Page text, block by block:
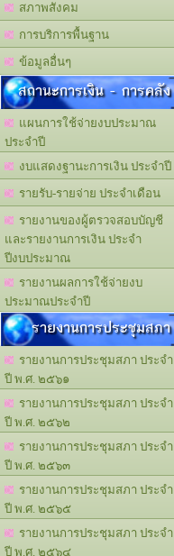
สภาพสังคม
การบริการพื้นฐาน
ข้อมูลอื่นๆ
สถานะการเงิน - การคลัง
แผนการใช้จ่ายงบประมาณ
ประจำปี
งบแสดงฐานะการเงิน ประจำปี
รายรับ-รายจ่าย ประจำเดือน
รายงานของผู้ตรวจสอบบัญชี
และรายงานการเงิน ประจำ
ปีงบประมาณ
รายงานผลการใช้จ่ายงบ
ประมาณประจำปี
รายงานการประชุมสภา
รายงานการประชุมสภา ประจำ
ปี พ.ศ. ๒๕๖๑
รายงานการประชุมสภา ประจำ
ปี พ.ศ. ๒๕๖๒
รายงานการประชุมสภา ประจำ
ปี พ.ศ. ๒๕๖๓
รายงานการประชุมสภา ประจำ
ปี พ.ศ. ๒๕๖๕
รายงานการประชุมสภา ประจำ
ปี พ.ศ. ๒๕๖๔